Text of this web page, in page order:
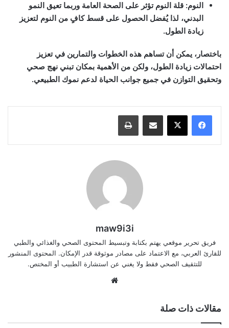
النوم: قلة النوم تؤثر على الصحة العامة وربما تعيق النمو
البدني، لذا يُفضل الحصول على قسط كافٍ من النوم لتعزيز
زيادة الطول.
باختصار، يمكن أن تساهم هذه الخطوات والتمارين في تعزيز
احتمالات زيادة الطول، ولكن من الأهمية بمكان تبني نهج صحي
وتحقيق التوازن في جميع جوانب الحياة لدعم نموك الطبيعي.
مشاركة عبر البريد طباعة
maw9i3i
فريق تحرير موقعي يهتم بكتابة وتبسيط المحتوى الصحي والغذائي والطبي
للقارئ العربي، مع الاعتماد على مصادر موثوقة قدر الإمكان. المحتوى المنشور
للتثقيف الصحي فقط ولا يغني عن استشارة الطبيب أو المختص.
مقالات ذات صلة